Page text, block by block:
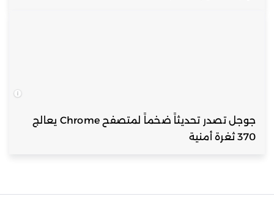
جوجل تصدر تحديثاً ضخماً لمتصفح Chrome يعالج
370 ثغرة أمنية